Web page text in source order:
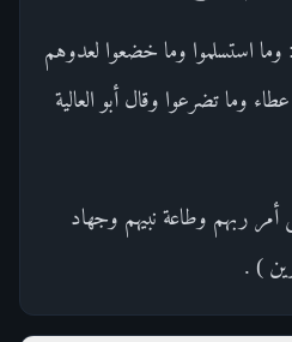
وما استسلموا وما خضعوا لعدوهم
وما تضرعوا وقال أبو العالية
أمر ربهم وطاعة نبيهم وجهاد
) .